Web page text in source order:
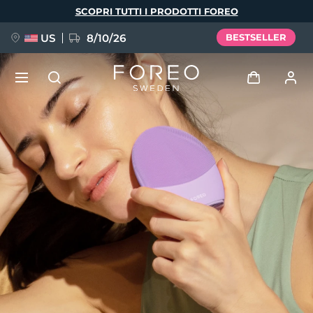
SCOPRI TUTTI I PRODOTTI FOREO
US 8/10/26 BESTSELLER
Profilo utente
I miei dispositivi
I miei ordini
I miei indirizzi
I miei abbonamenti
NUOVO
FAQ™ Pure Beauty-Tech Elixir
BREAKING NEWS
issa™ Teeth Whitening Set
Lingua
English Deutsch
Español
Français
Italiano
Português
Svenska
Русский
Türkçe
简体中文 繁體中文